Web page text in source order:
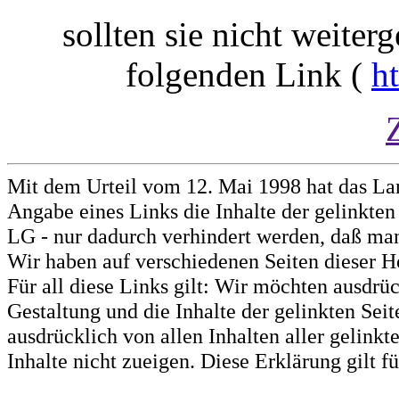
sollten sie nicht
folgenden Link (
Mit dem Urteil vom 12. Mai 1998 hat das
Angabe eines Links die Inhalte der
LG - nur dadurch verhindert werden, daß
Wir haben auf verschiedenen Seiten dieser
Für all diese Links gilt: Wir möchten
Gestaltung und die Inhalte der gelinkten
ausdrücklich von allen Inhalten aller
Inhalte nicht zueigen. Diese Erklärung gilt